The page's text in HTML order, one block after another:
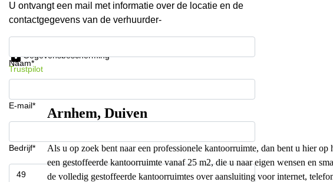
U ontvangt een mail met informatie over de locatie en de
contactgegevens van de verhuurder-
Naam*
E-mail*
Bedrijf*
Gegevensbescherming
Trustpilot
Arnhem, Duiven
Als u op zoek bent naar een professionele kantoorruimte, dan bent u hier
een gestoffeerde kantoorruimte vanaf 25 m2, die u naar eigen wensen en
de volledig gestoffeerde kantoorruimtes over aansluiting voor internet,